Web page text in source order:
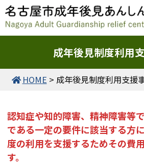
成年後見制度利用
HOME > 成年後見制度利用支援
認知症や知的障害、精神障害等
である一定の要件に該当する方
度の利用を支援するためその費
す。